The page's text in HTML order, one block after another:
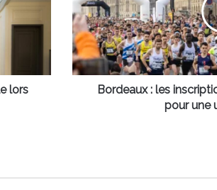
lors
au
marathon
rouvrent
pour
une
ultimeBordeaux : les
pour une